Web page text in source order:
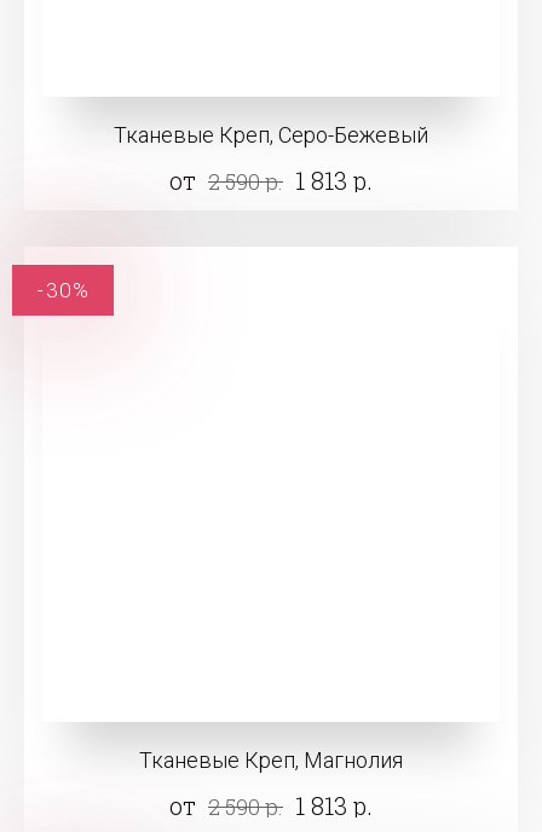
Тканевые Креп, Серо-Бежевый
от 2 590 р. 1 813 р.
Тканевые Креп, Магнолия
от 2 590 р. 1 813 р.
-30%